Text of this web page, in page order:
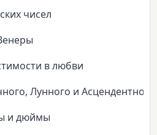
чисел
в любви
Лунного и Асцендентного
и дюймы